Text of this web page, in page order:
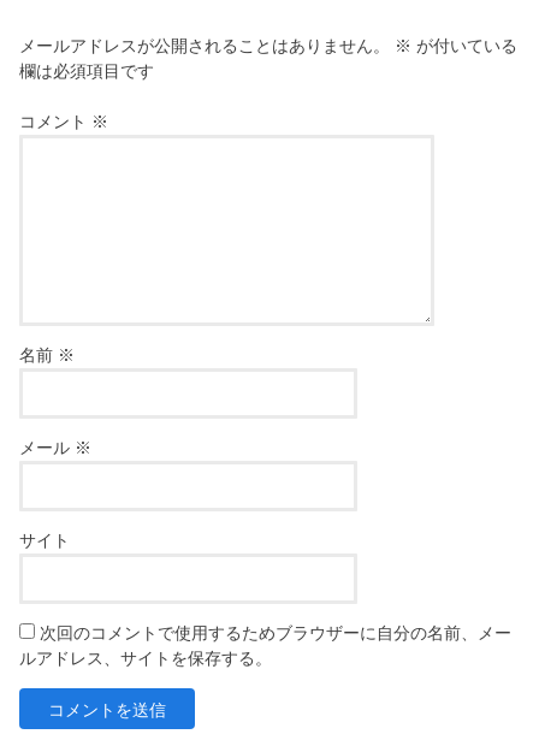
メールアドレスが公開されることはありません。 ※ が付いている
欄は必須項目です
コメント ※
名前 ※
メール ※
サイト
次回のコメントで使用するためブラウザーに自分の名前、メー
ルアドレス、サイトを保存する。